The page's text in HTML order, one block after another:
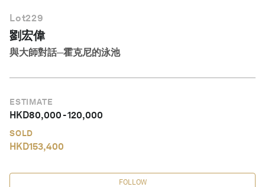
Lot229
劉宏偉
與大師對話─霍克尼的泳池
ESTIMATE
HKD80,000-120,000
SOLD
HKD153,400
FOLLOW